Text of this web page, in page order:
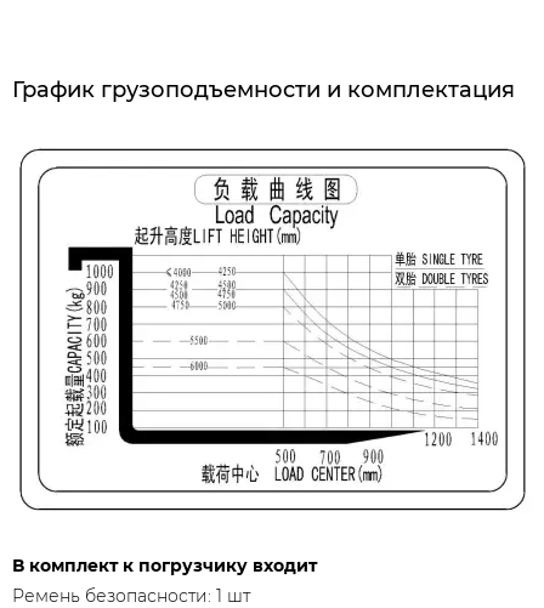
График грузоподъемности и комплектация
В комплект к погрузчику входит
Ремень безопасности: 1 шт